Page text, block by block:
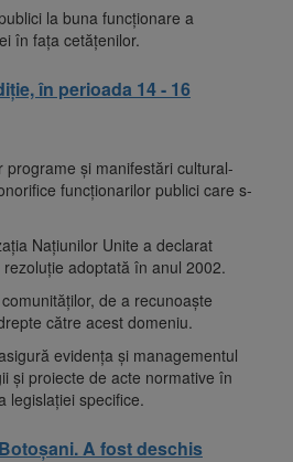
la buna funcționare a
în fața cetățenilor.
în perioada 14 - 16
și manifestări cultural-
funcționarilor publici care s-
Națiunilor Unite a declarat
adoptată în anul 2002.
de a recunoaște
către acest domeniu.
evidența și managementul
și proiecte de acte normative în
legislației specifice.
A fost deschis